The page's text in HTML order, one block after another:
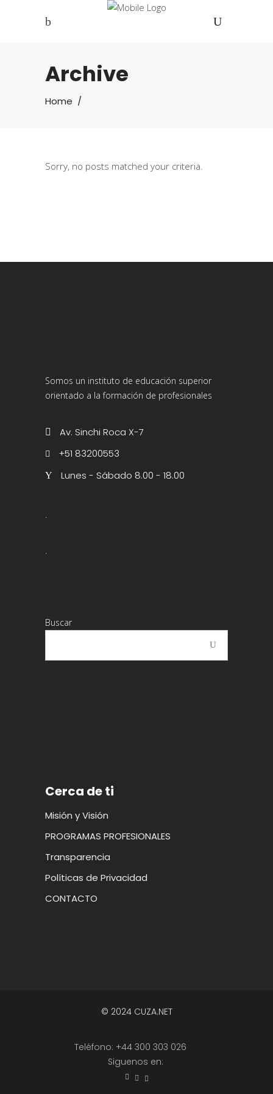
Archive
Home /
Sorry, no posts matched your criteria.
Somos un instituto de educación superior
orientado a la formación de profesionales
Av. Sinchi Roca X-7
+51 83200553
Lunes - Sábado 8.00 - 18.00
Buscar
Cerca de ti
Misión y Visión
PROGRAMAS PROFESIONALES
Transparencia
Políticas de Privacidad
CONTACTO
© 2024 CUZA.NET
Teléfono: +44 300 303 026
Siguenos en: